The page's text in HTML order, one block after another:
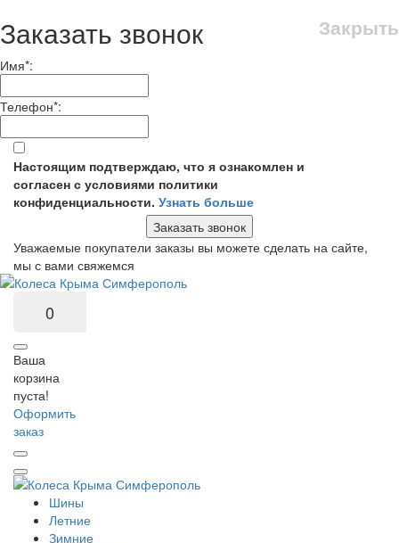
Закрыть
Заказать звонок
Имя*:
Телефон*:
Настоящим подтверждаю, что я ознакомлен и
согласен с условиями политики
конфиденциальности. Узнать больше
Заказать звонок
Уважаемые покупатели заказы вы можете сделать на сайте,
мы с вами свяжемся
0
Ваша
корзина
пуста!
Оформить
заказ
Шины
Летние
Зимние